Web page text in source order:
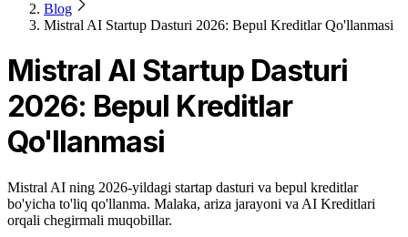
Blog
Mistral AI Startup Dasturi 2026: Bepul Kreditlar Qo'llanmasi
Mistral AI Startup Dasturi
2026: Bepul Kreditlar
Qo'llanmasi
Mistral AI ning 2026-yildagi startap dasturi va bepul kreditlar
bo'yicha to'liq qo'llanma. Malaka, ariza jarayoni va AI Kreditlari
orqali chegirmali muqobillar.